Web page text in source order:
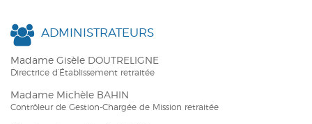
ADMINISTRATEURS
Madame Gisèle DOUTRELIGNE
Directrice d’Établissement retraitée
Madame Michèle BAHIN
Contrôleur de Gestion-Chargée de Mission retraitée